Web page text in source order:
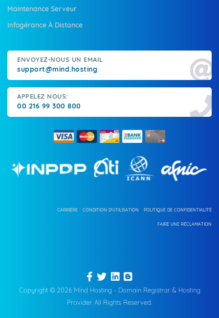
Maintenance Serveur
Infogérance À Distance
ENVOYEZ-NOUS UN EMAIL
support@mind.hosting
APPELEZ NOUS:
00 216 99 300 800
POLITIQUE DE CONFIDENTIALITÉ
CONDITION D'UTILISATION
CARRIÈRE
FAIRE UNE RÉCLAMATION
Copyright © 2026 Mind Hosting - Domain Registrar & Hosting
Provider. All Rights Reserved.